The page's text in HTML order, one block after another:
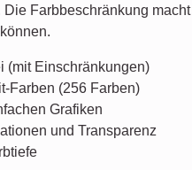
Farbbeschränkung
(mit Einschränkungen)
Farben (256 Farben)
Grafiken
und Transparenz